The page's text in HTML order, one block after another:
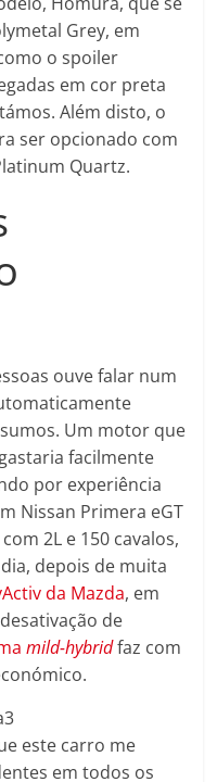
Grey, em
o spoiler
em cor preta
Além disto, o
ser opcionado com
Quartz.
ouve falar num
Um motor que
facilmente
por experiência
Nissan Primera eGT
2L e 150 cavalos,
depois de muita
da Mazda, em
de
mild-hybridfaz com
este carro me
em todos os